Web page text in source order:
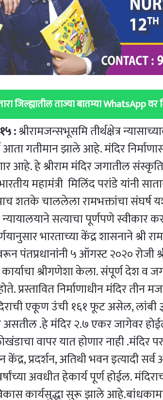
जिल्ह्यातील ताज्या बातम्या WhatsApp वर
:श्रीरामजन्सभूसमि तीर्थक्षेत्र
आता गतीमान झाले आहे. मंदिर
आहे. हे श्रीराम मंदिर जगातील
महामंत्री मिलिंद परांडे यांनी
शतके चाललेला रामभक्तांचा संघर्ष
न्यायालयाने सत्याचा पूर्णपणे
भारताच्या केंद्र शासनाने श्री
पंतप्रधानांनी ५ ऑगस्ट २०२० रोजी
श्रीगणेशा केला. संपूर्ण देश व
प्रस्तावित निर्माणाधीन मंदिर
एकूण उंची १६१ फूट असेल,
असतील .हे मंदिर २.७ एकर जागेवर
वापर यात होणार नाही .मंदिर
प्रदर्शन, अतिथी भवन इत्यादी
अवधीत हेकार्य पूर्ण होईल.
कार्यसुद्धा सुरू झाले